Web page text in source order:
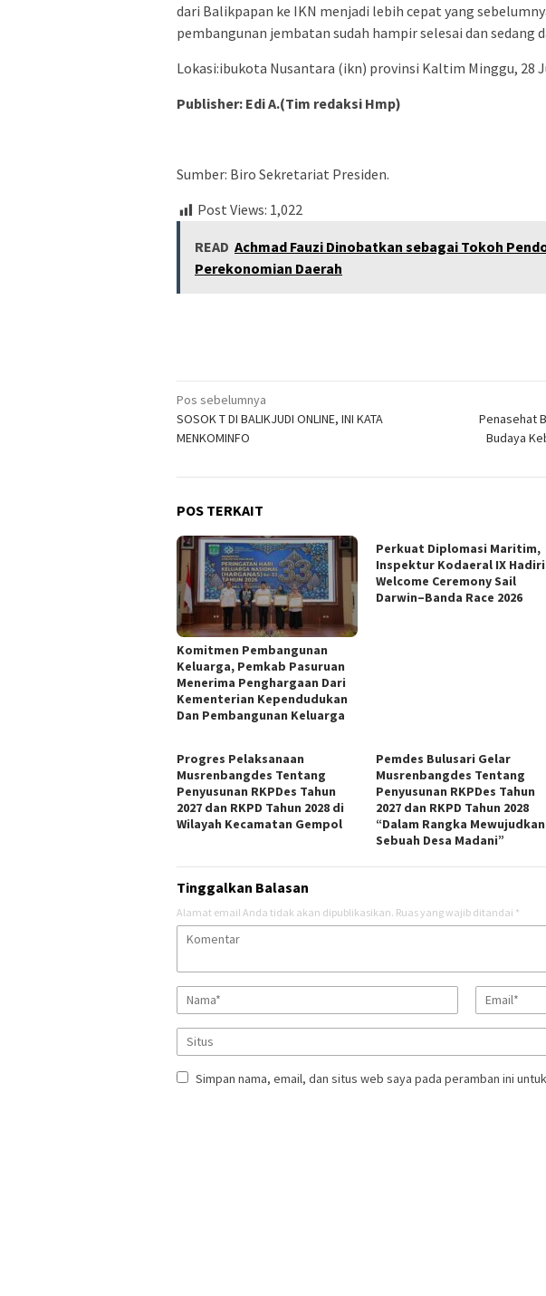
dari Balikpapan ke IKN menjadi lebih cepat yang
pembangunan jembatan sudah hampir selesai dan sedang
Lokasi:ibukota Nusantara (ikn) provinsi Kaltim Minggu, 28
Publisher: Edi A.(Tim redaksi Hmp)
Sumber: Biro Sekretariat Presiden.
Post Views: 1,022
READ Achmad Fauzi Dinobatkan sebagai Tokoh
Perekonomian Daerah
Navigasi
pos
Pos sebelumnya
SOSOK T DI BALIKJUDI ONLINE, INI KATA
MENKOMINFO
Penasehat
Budaya
POS TERKAIT
Komitmen Pembangunan
Keluarga, Pemkab Pasuruan
Menerima Penghargaan Dari
Kementerian Kependudukan
Dan Pembangunan Keluarga
Perkuat Diplomasi Maritim,
Inspektur Kodaeral IX Hadiri
Welcome Ceremony Sail
Darwin–Banda Race 2026
Progres Pelaksanaan
Musrenbangdes Tentang
Penyusunan RKPDes Tahun
2027 dan RKPD Tahun 2028 di
Wilayah Kecamatan Gempol
Pemdes Bulusari Gelar
Musrenbangdes Tentang
Penyusunan RKPDes Tahun
2027 dan RKPD Tahun 2028
“Dalam Rangka Mewujudkan
Sebuah Desa Madani”
Tinggalkan Balasan
Alamat email Anda tidak akan dipublikasikan. Ruas yang wajib ditandai *
Simpan nama, email, dan situs web saya pada peramban ini